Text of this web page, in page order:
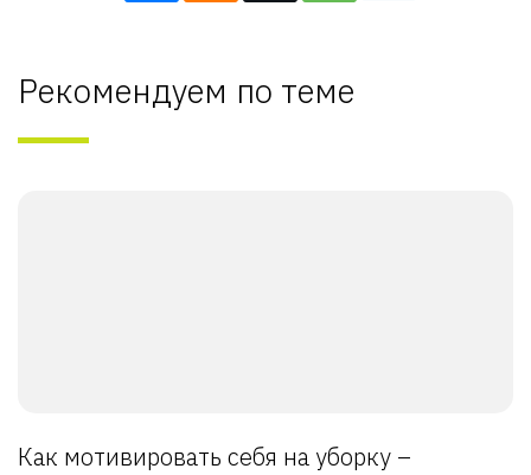
Рекомендуем по теме
Как мотивировать себя на уборку –